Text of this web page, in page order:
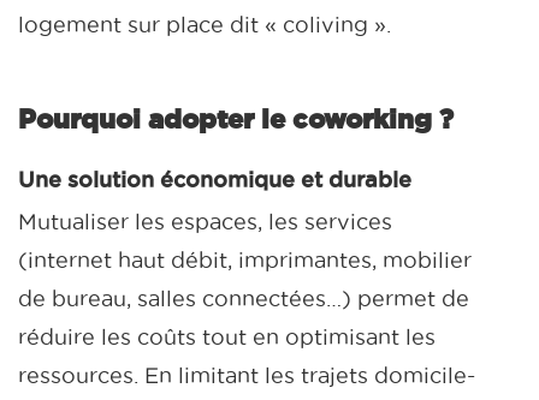
logement sur place dit « coliving ».
Pourquoi adopter le coworking ?
Une solution économique et durable
Mutualiser les espaces, les services
(internet haut débit, imprimantes, mobilier
de bureau, salles connectées…) permet de
réduire les coûts tout en optimisant les
ressources. En limitant les trajets domicile-